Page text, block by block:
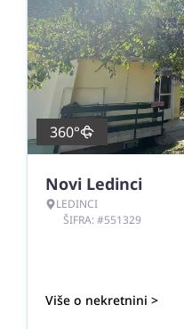
360°
Novi Ledinci
LEDINCI
ŠIFRA: #551329
Više o nekretnini >